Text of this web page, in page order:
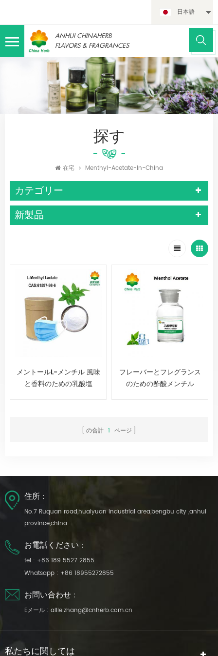
日本語
ANHUI CHINAHERB
FLAVORS & FRAGRANCES
探す
在宅 Menthyl-Acetate-In-China
カテゴリー
新製品
メントールL-メンチル 風味
と香料のための乳酸塩
フレーバーとフレグランス
のための酢酸メンチル
の合計 1 ページ
住所 :
No.7 Ruquan road,huaiyuan industrial area,bengbu city ,anhui
province,china
お電話ください :
tel : +86 189 5527 2855
Whatsapp : +86 18955272855
お問い合わせ :
Eメール : allie.zhang@cnherb.com.cn
私たちに関しては